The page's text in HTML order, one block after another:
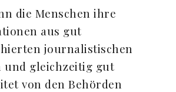
die Menschen ihre
aus gut
journalistischen
und gleichzeitig gut
von den Behörden